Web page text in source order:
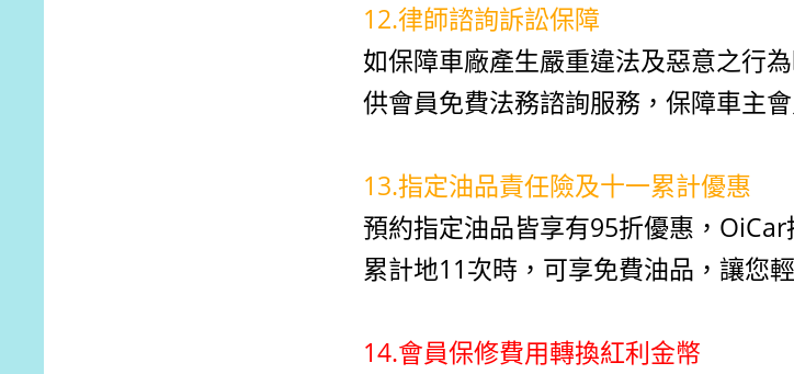
12.律師諮詢訴訟保障
如保障車廠產生嚴重違法及惡意之行
供會員免費法務諮詢服務，保障車主
13.指定油品責任險及十一累計優惠
預約指定油品皆享有95折優惠，
累計地11次時，可享免費油品，讓您
14.會員保修費用轉換紅利金幣